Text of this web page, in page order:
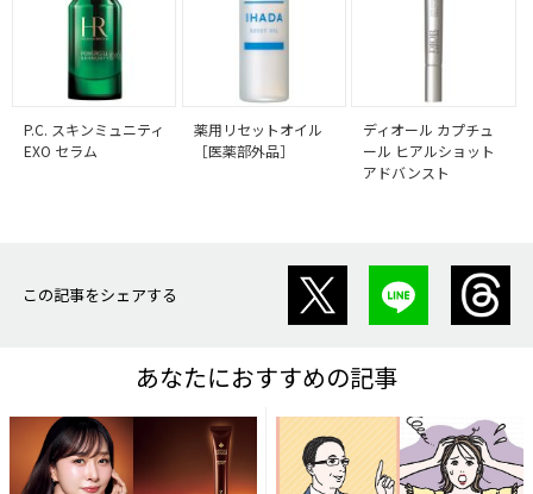
P.C. スキンミュニティ
EXO セラム
薬用リセットオイル
［医薬部外品］
ディオール カプチュ
ール ヒアルショット
アドバンスト
この記事をシェアする
あなたにおすすめの記事